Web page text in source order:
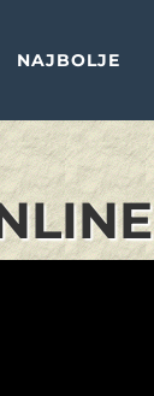
NAJBOLJE